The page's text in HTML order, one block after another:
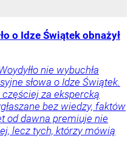
o Idze Świątek obnażył
nie wybuchła
słowa o Idze Świątek.
częściej za ekspercką
bez wiedzy, faktów
od dawna premiuje nie
lecz tych, którzy mówią